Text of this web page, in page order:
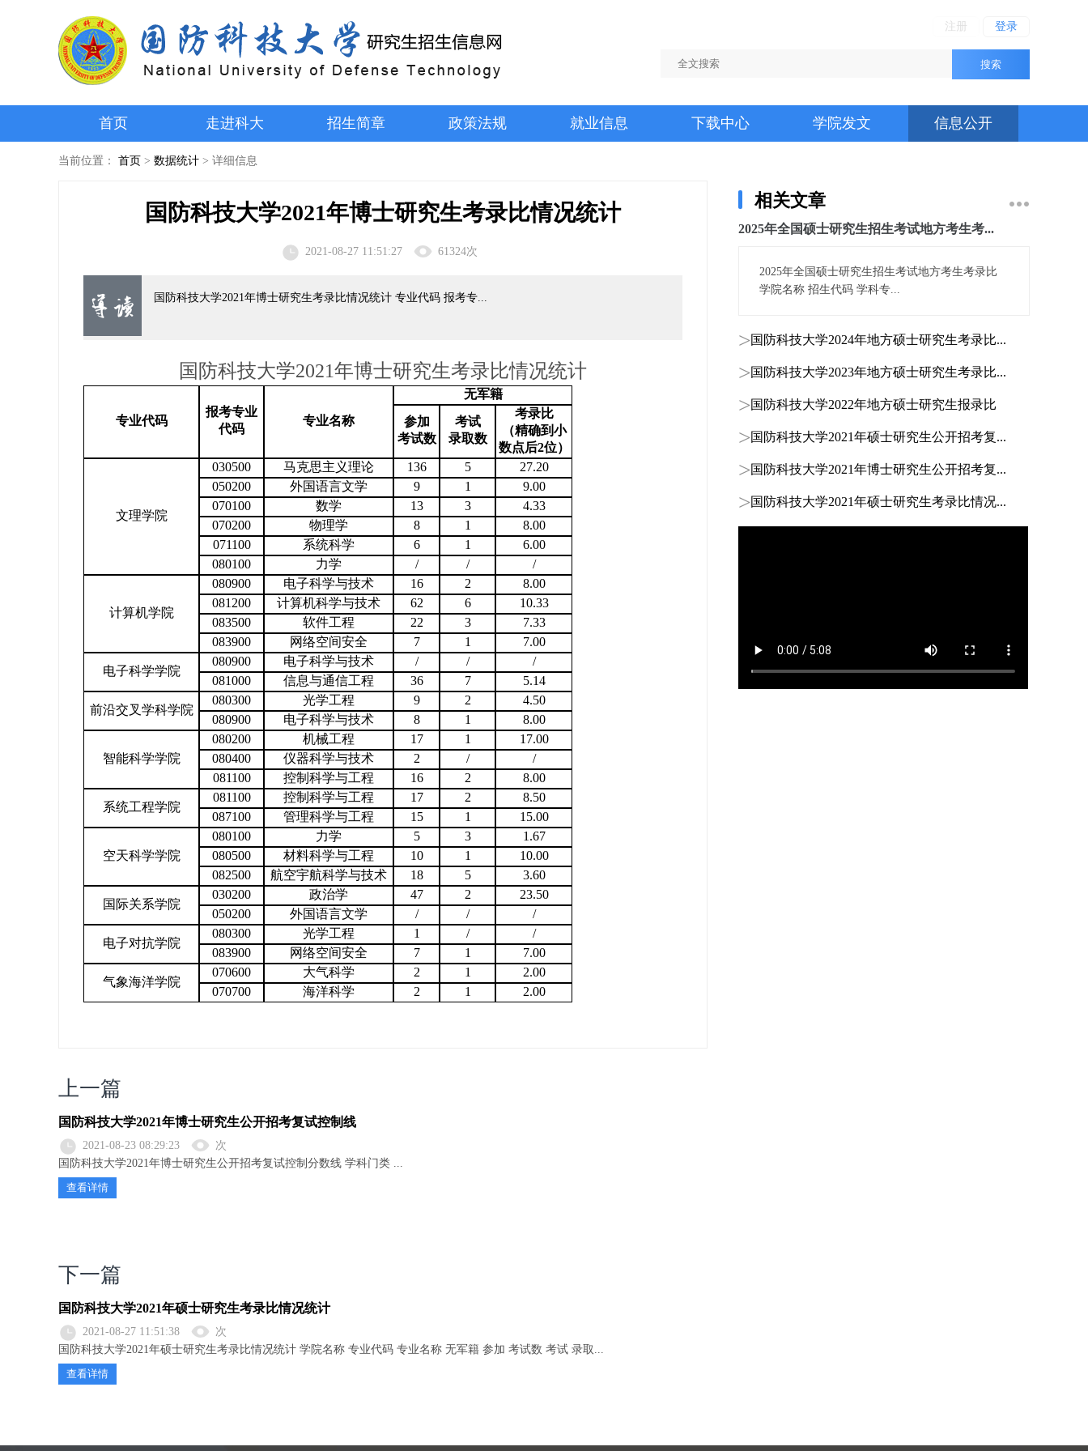
注册 登录
搜索
首页 走进科大 招生简章 政策法规 就业信息 下载中心 学院发文 信息公开
当前位置： 首页 > 数据统计 > 详细信息
国防科技大学2021年博士研究生考录比情况统计
2021-08-27 11:51:27 61324次
国防科技大学2021年博士研究生考录比情况统计 专业代码 报考专...
国防科技大学2021年博士研究生考录比情况统计
专业代码
报考专业
代码
专业名称
无军籍
参加
考试数
考试
录取数
考录比
（精确到小
数点后2位）
文理学院
030500 马克思主义理论 136 5
27.20
050200
外国语言文学 9 1
9.00
070100
数学 13 3
4.33
070200
物理学 8 1
8.00
071100
系统科学 6 1
6.00
080100
力学 / / /
计算机学院
080900 电子科学与技术 16 2
8.00
081200
计算机科学与技术 62 6
10.33
083500
软件工程 22 3
7.33
083900
网络空间安全 7 1 7.00
电子科学学院
080900 电子科学与技术 / /
/
081000
信息与通信工程 36 7 5.14
前沿交叉学科学院
080300 光学工程 9 2
4.50
080900
电子科学与技术 8 1 8.00
智能科学学院
080200 机械工程 17 1
17.00
080400
仪器科学与技术 2 /
/
081100
控制科学与工程 16 2 8.00
系统工程学院
081100 控制科学与工程 17 2
8.50
087100
管理科学与工程 15 1 15.00
空天科学学院
080100 力学 5 3
1.67
080500
材料科学与工程 10 1
10.00
082500
航空宇航科学与技术 18 5 3.60
国际关系学院
030200 政治学 47 2
23.50
050200
外国语言文学 / / /
电子对抗学院
080300 光学工程 1 /
/
083900
网络空间安全 7 1 7.00
气象海洋学院
070600 大气科学 2 1
2.00
070700
海洋科学 2 1 2.00
上一篇
国防科技大学2021年博士研究生公开招考复试控制线
2021-08-23 08:29:23
次
国防科技大学2021年博士研究生公开招考复试控制分数线 学科门类 ...
查看详情
下一篇
国防科技大学2021年硕士研究生考录比情况统计
2021-08-27 11:51:38
次
国防科技大学2021年硕士研究生考录比情况统计 学院名称 专业代码 专业名称 无军籍 参加 考试数 考试 录取...
查看详情
相关文章
2025年全国硕士研究生招生考试地方考生考...
2025年全国硕士研究生招生考试地方考生考录比
学院名称 招生代码 学科专...
国防科技大学2024年地方硕士研究生考录比...
国防科技大学2023年地方硕士研究生考录比...
国防科技大学2022年地方硕士研究生报录比
国防科技大学2021年硕士研究生公开招考复...
国防科技大学2021年博士研究生公开招考复...
国防科技大学2021年硕士研究生考录比情况...